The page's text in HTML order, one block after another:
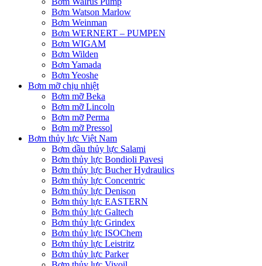
Bơm Watson Marlow
Bơm Weinman
Bơm WERNERT – PUMPEN
Bơm WIGAM
Bơm Wilden
Bơm Yamada
Bơm Yeoshe
Bơm mỡ chịu nhiệt
Bơm mỡ Beka
Bơm mỡ Lincoln
Bơm mỡ Perma
Bơm mỡ Pressol
Bơm thủy lực Việt Nam
Bơm dầu thủy lực Salami
Bơm thủy lực Bondioli Pavesi
Bơm thủy lực Bucher Hydraulics
Bơm thủy lực Concentric
Bơm thủy lực Denison
Bơm thủy lực EASTERN
Bơm thủy lực Galtech
Bơm thủy lực Grindex
Bơm thủy lực ISOChem
Bơm thủy lực Leistritz
Bơm thủy lực Parker